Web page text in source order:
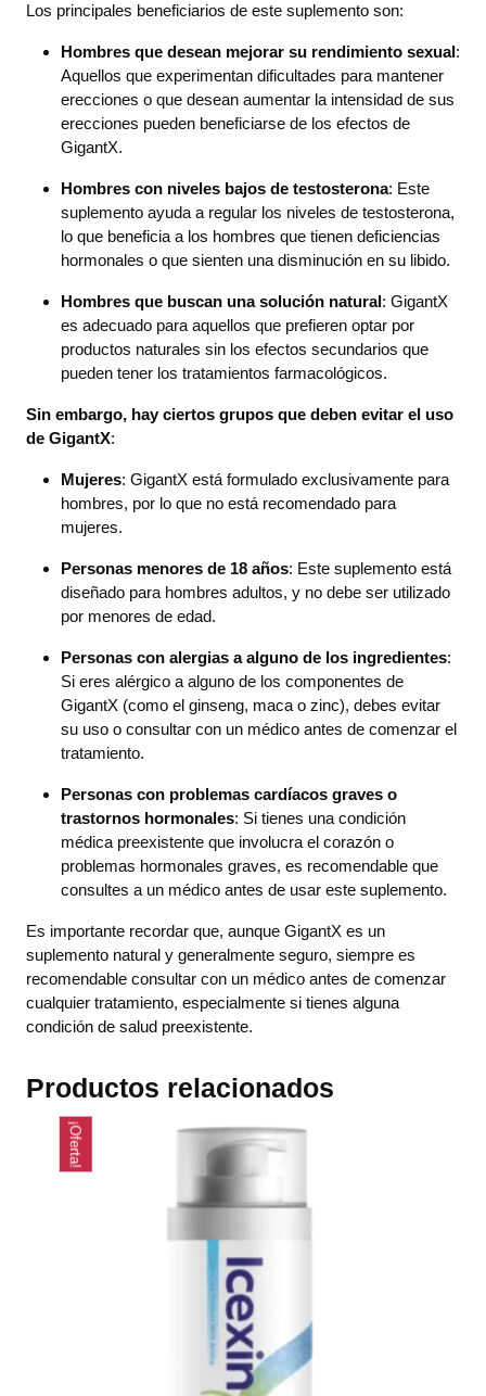
Los principales beneficiarios de este suplemento son:
Hombres que desean mejorar su rendimiento sexual:
Aquellos que experimentan dificultades para mantener
erecciones o que desean aumentar la intensidad de sus
erecciones pueden beneficiarse de los efectos de
GigantX.
Hombres con niveles bajos de testosterona: Este
suplemento ayuda a regular los niveles de testosterona,
lo que beneficia a los hombres que tienen deficiencias
hormonales o que sienten una disminución en su libido.
Hombres que buscan una solución natural: GigantX
es adecuado para aquellos que prefieren optar por
productos naturales sin los efectos secundarios que
pueden tener los tratamientos farmacológicos.
Sin embargo, hay ciertos grupos que deben evitar el uso
de GigantX:
Mujeres: GigantX está formulado exclusivamente para
hombres, por lo que no está recomendado para
mujeres.
Personas menores de 18 años: Este suplemento está
diseñado para hombres adultos, y no debe ser utilizado
por menores de edad.
Personas con alergias a alguno de los ingredientes:
Si eres alérgico a alguno de los componentes de
GigantX (como el ginseng, maca o zinc), debes evitar
su uso o consultar con un médico antes de comenzar el
tratamiento.
Personas con problemas cardíacos graves o
trastornos hormonales: Si tienes una condición
médica preexistente que involucra el corazón o
problemas hormonales graves, es recomendable que
consultes a un médico antes de usar este suplemento.
Es importante recordar que, aunque GigantX es un
suplemento natural y generalmente seguro, siempre es
recomendable consultar con un médico antes de comenzar
cualquier tratamiento, especialmente si tienes alguna
condición de salud preexistente.
Productos relacionados
¡Oferta!